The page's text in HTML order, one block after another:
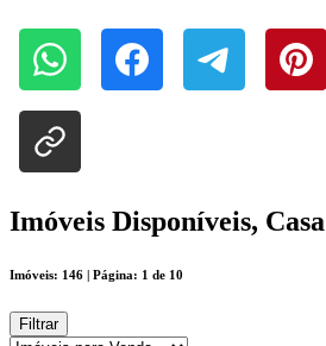
Imóveis Disponíveis, Casa
Imóveis: 146 | Página: 1 de 10
Filtrar